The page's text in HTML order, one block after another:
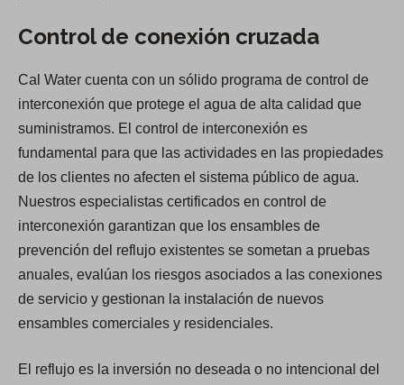
Control de conexión cruzada
Cal Water cuenta con un sólido programa de control de
interconexión que protege el agua de alta calidad que
suministramos. El control de interconexión es
fundamental para que las actividades en las propiedades
de los clientes no afecten el sistema público de agua.
Nuestros especialistas certificados en control de
interconexión garantizan que los ensambles de
prevención del reflujo existentes se sometan a pruebas
anuales, evalúan los riesgos asociados a las conexiones
de servicio y gestionan la instalación de nuevos
ensambles comerciales y residenciales.
El reflujo es la inversión no deseada o no intencional del